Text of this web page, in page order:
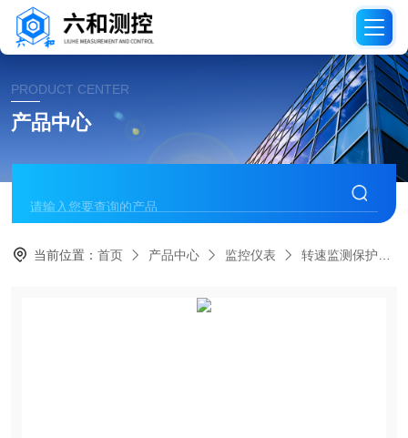
PRODUCT CENTER
产品中心
当前位置：首页 产品中心 监控仪表 转速监测保护仪表